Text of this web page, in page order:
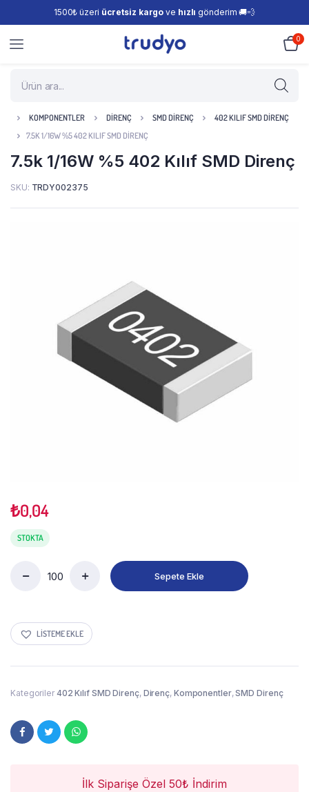
1500₺ üzeri ücretsiz kargo ve hızlı gönderim 🚚💨
0
KOMPONENTLER DIRENÇ SMD DIRENÇ
402 KILIF SMD DIRENÇ
7.5K 1/16W %5 402 KILIF SMD DIRENÇ
7.5k 1/16W %5 402 Kılıf SMD Direnç
SKU: TRDY002375
₺0,04
STOKTA
Sepete Ekle
LISTEME EKLE
Kategoriler 402 Kılıf SMD Direnç, Direnç, Komponentler,SMD Direnç
İlk Siparişe Özel 50₺ İndirim